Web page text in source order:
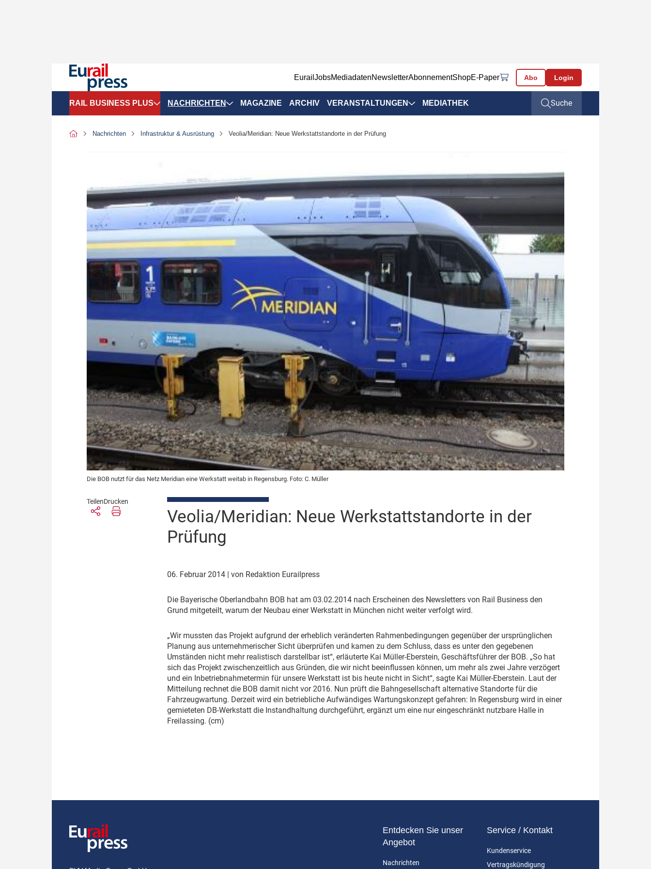
EurailJobsMediadatenNewsletterAbonnementShopE-Paper Abo Login
RAIL BUSINESS PLUS
Bilanzen
Recht
Politik
Verbände: Wer spricht für
wen?
Marktplatz: Wer macht was?
Start-Up-Check
Thema des Monats
Dossier: Generalsanierung
Dossier: ETCS
Stellwerksbesetzung
NACHRICHTEN
Unternehmen & Märkte
Betrieb & Services
Fahrzeuge & Komponenten
Infrastruktur & Ausrüstung
ÖPNV
MAGAZINE ARCHIV VERANSTALTUNGEN
Veranstaltungen
IRSA 2025
Branchentermine
Eurailpress Career Boost
MEDIATHEK Suche
Nachrichten Infrastruktur & Ausrüstung Veolia/Meridian: Neue Werkstattstandorte in der Prüfung
Veolia/Meridian: Neue Werkstattstandorte in der
Prüfung
Die BOB nutzt für das Netz Meridian eine Werkstatt weitab in Regensburg. Foto: C. Müller
06. Februar 2014 | von Redaktion Eurailpress
Die Bayerische Oberlandbahn BOB hat am 03.02.2014 nach Erscheinen des Newsletters von Rail Business den
Grund mitgeteilt, warum der Neubau einer Werkstatt in München nicht weiter verfolgt wird.
„Wir mussten das Projekt aufgrund der erheblich veränderten Rahmenbedingungen gegenüber der ursprünglichen
Planung aus unternehmerischer Sicht überprüfen und kamen zu dem Schluss, dass es unter den gegebenen
Umständen nicht mehr realistisch darstellbar ist“, erläuterte Kai Müller-Eberstein, Geschäftsführer der BOB. „So hat
sich das Projekt zwischenzeitlich aus Gründen, die wir nicht beeinflussen können, um mehr als zwei Jahre verzögert
und ein Inbetriebnahmetermin für unsere Werkstatt ist bis heute nicht in Sicht“, sagte Kai Müller-Eberstein. Laut der
Mitteilung rechnet die BOB damit nicht vor 2016. Nun prüft die Bahngesellschaft alternative Standorte für die
Fahrzeugwartung. Derzeit wird ein betriebliche Aufwändiges Wartungskonzept gefahren: In Regensburg wird in einer
gemieteten DB-Werkstatt die Instandhaltung durchgeführt, ergänzt um eine nur eingeschränkt nutzbare Halle in
Freilassing. (cm)
TeilenDrucken
Entdecken Sie unser
Angebot
Nachrichten
Service / Kontakt
Kundenservice
Vertragskündigung